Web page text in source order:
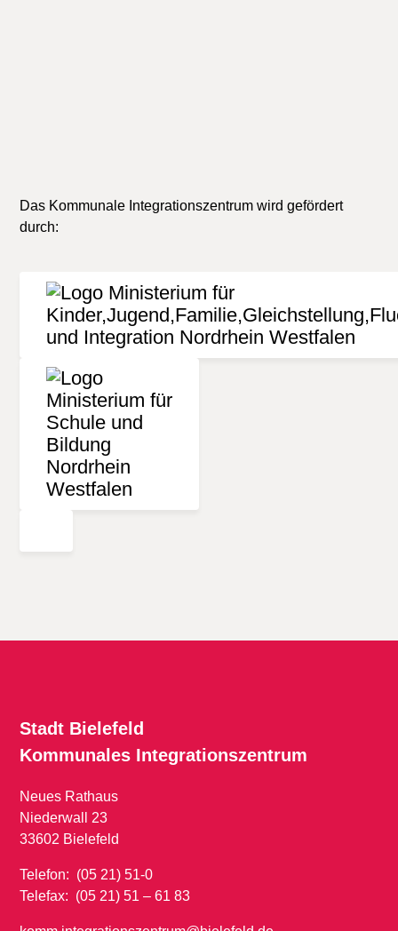
Das Kommunale Integrationszentrum wird gefördert
durch:
Stadt Bielefeld
Kommunales Integrationszentrum
Neues Rathaus
Niederwall 23
33602 Bielefeld
Telefon: (05 21) 51-0
Telefax: (05 21) 51 – 61 83